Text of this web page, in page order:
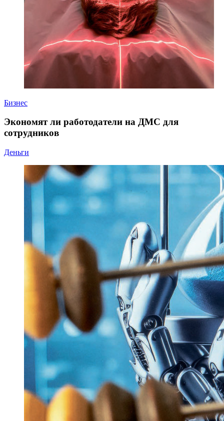
Бизнес
Экономят ли работодатели на ДМС для
сотрудников
Деньги